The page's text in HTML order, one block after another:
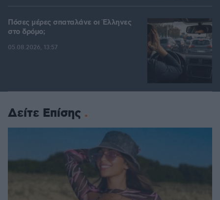
Πόσες μέρες σπαταλάνε οι Έλληνες
στο δρόμο;
05.08.2026, 13:57
Δείτε Επίσης